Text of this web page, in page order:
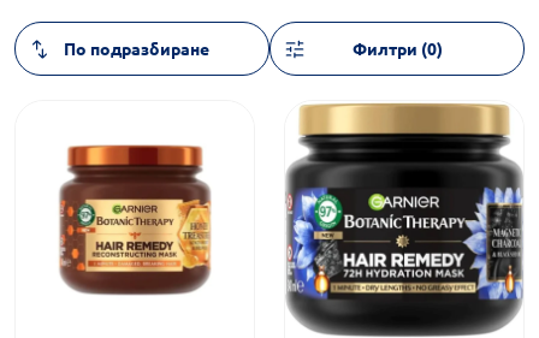
Маските са подходящи за ежедневна козметична грижа,
като спомагат за поддържане на здрава и добре изглеждаща
коса.
Филтри (0)